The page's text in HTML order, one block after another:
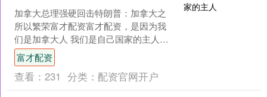
加拿大总理强硬回击特朗普：加拿大之
所以繁荣富才配资富才配资，是因为我
们是加拿大人 我们是自己国家的主人。
加拿大总理卡尼于22日公开反驳了美国
总统特朗普的言论，强....
富才配资
查看： 231 分类： 配资官网开户